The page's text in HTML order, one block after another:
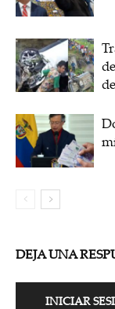
DEJA UNA
INICIAR